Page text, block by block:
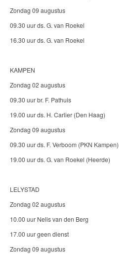
Zondag 09 augustus
09.30 uur ds. G. van Roekel
16.30 uur ds. G. van Roekel
KAMPEN
Zondag 02 augustus
09.30 uur br. F. Pathuis
19.00 uur ds. H. Carlier (Den Haag)
Zondag 09 augustus
09.30 uur ds. F. Verboom (PKN Kampen)
19.00 uur ds. G. van Roekel (Heerde)
LELYSTAD
Zondag 02 augustus
10.00 uur Nelis van den Berg
17.00 uur geen dienst
Zondag 09 augustus